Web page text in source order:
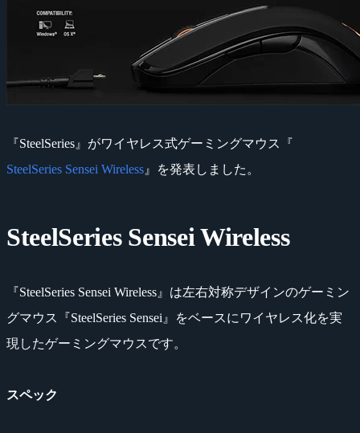
『SteelSeries』がワイヤレス式ゲーミングマウス『
SteelSeries Sensei Wireless 』を発表しました。
SteelSeries Sensei Wireless
『SteelSeries Sensei Wireless』は左右対称デザインのゲーミン
グマウス『SteelSeries Sensei』をベースにワイヤレス化を実
現したゲーミングマウスです。
スペック